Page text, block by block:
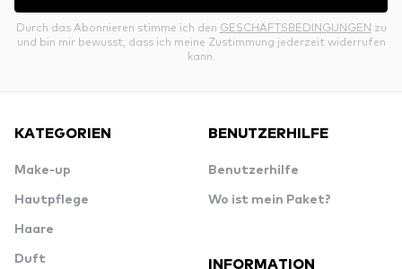
Durch das Abonnieren stimme ich den GESCHÄFTSBEDINGUNGEN zu
und bin mir bewusst, dass ich meine Zustimmung jederzeit widerrufen
kann.
KATEGORIEN
Make-up
Hautpflege
Haare
Duft
BENUTZERHILFE
Benutzerhilfe
Wo ist mein Paket?
INFORMATION